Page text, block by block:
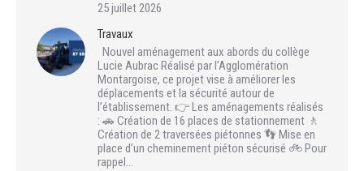
25 juillet 2026
Travaux
Nouvel aménagement aux abords du collège
Lucie Aubrac Réalisé par l’Agglomération
Montargoise, ce projet vise à améliorer les
déplacements et la sécurité autour de
l’établissement. 👉 Les aménagements réalisés
: 🚗 Création de 16 places de stationnement 🚶
Création de 2 traversées piétonnes 👣 Mise en
place d’un cheminement piéton sécurisé 🚲 Pour
rappel…